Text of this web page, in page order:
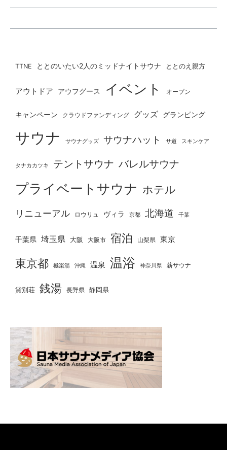
TTNE ととのいたい2人のミッドナイトサウナ ととのえ親方
アウトドア アウフグース イベント オープン
キャンペーン クラウドファンディング グッズ グランピング
サウナ サウナグッズ サウナハット サ道 スキンケア
タナカカツキ テントサウナ バレルサウナ
プライベートサウナ ホテル
リニューアル ロウリュ ヴィラ 京都 北海道 千葉
千葉県 埼玉県 大阪 大阪市 宿泊 山梨県 東京
東京都 極楽湯 沖縄 温泉 温浴 神奈川県 薪サウナ
貸別荘 銭湯 長野県 静岡県